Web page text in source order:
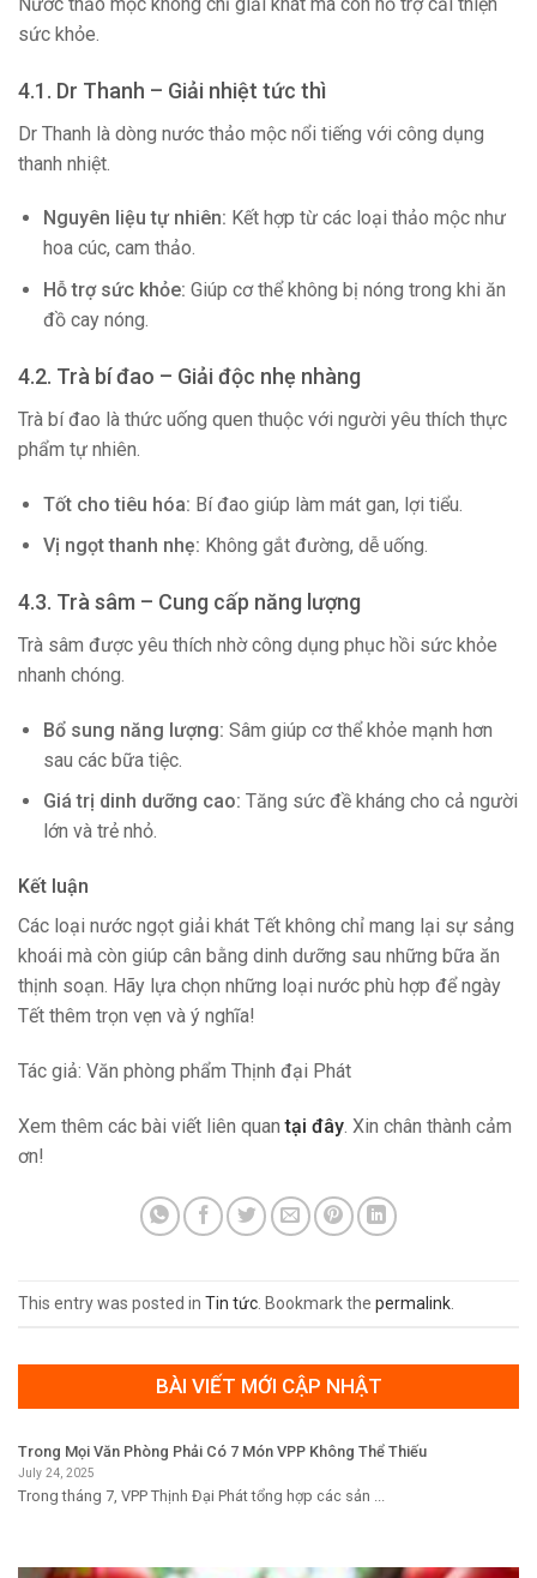
sức khỏe.
4.1. Dr Thanh – Giải nhiệt tức thì
Dr Thanh là dòng nước thảo mộc nổi tiếng với công dụng
thanh nhiệt.
Nguyên liệu tự nhiên: Kết hợp từ các loại thảo mộc như
hoa cúc, cam thảo.
Hỗ trợ sức khỏe: Giúp cơ thể không bị nóng trong khi ăn
đồ cay nóng.
4.2. Trà bí đao – Giải độc nhẹ nhàng
Trà bí đao là thức uống quen thuộc với người yêu thích thực
phẩm tự nhiên.
Tốt cho tiêu hóa: Bí đao giúp làm mát gan, lợi tiểu.
Vị ngọt thanh nhẹ: Không gắt đường, dễ uống.
4.3. Trà sâm – Cung cấp năng lượng
Trà sâm được yêu thích nhờ công dụng phục hồi sức khỏe
nhanh chóng.
Bổ sung năng lượng: Sâm giúp cơ thể khỏe mạnh hơn
sau các bữa tiệc.
Giá trị dinh dưỡng cao: Tăng sức đề kháng cho cả người
lớn và trẻ nhỏ.
Kết luận
Các loại nước ngọt giải khát Tết không chỉ mang lại sự sảng
khoái mà còn giúp cân bằng dinh dưỡng sau những bữa ăn
thịnh soạn. Hãy lựa chọn những loại nước phù hợp để ngày
Tết thêm trọn vẹn và ý nghĩa!
Tác giả: Văn phòng phẩm Thịnh đại Phát
Xem thêm các bài viết liên quantại đây . Xin chân thành cảm
ơn!
This entry was posted in Tin tức . Bookmark the permalink
BÀI VIẾT MỚI CẬP NHẬT
Trong Mọi Văn Phòng Phải Có 7 Món VPP Không Thể Thiếu
July 24, 2025
Trong tháng 7, VPP Thịnh Đại Phát tổng hợp các sản ...